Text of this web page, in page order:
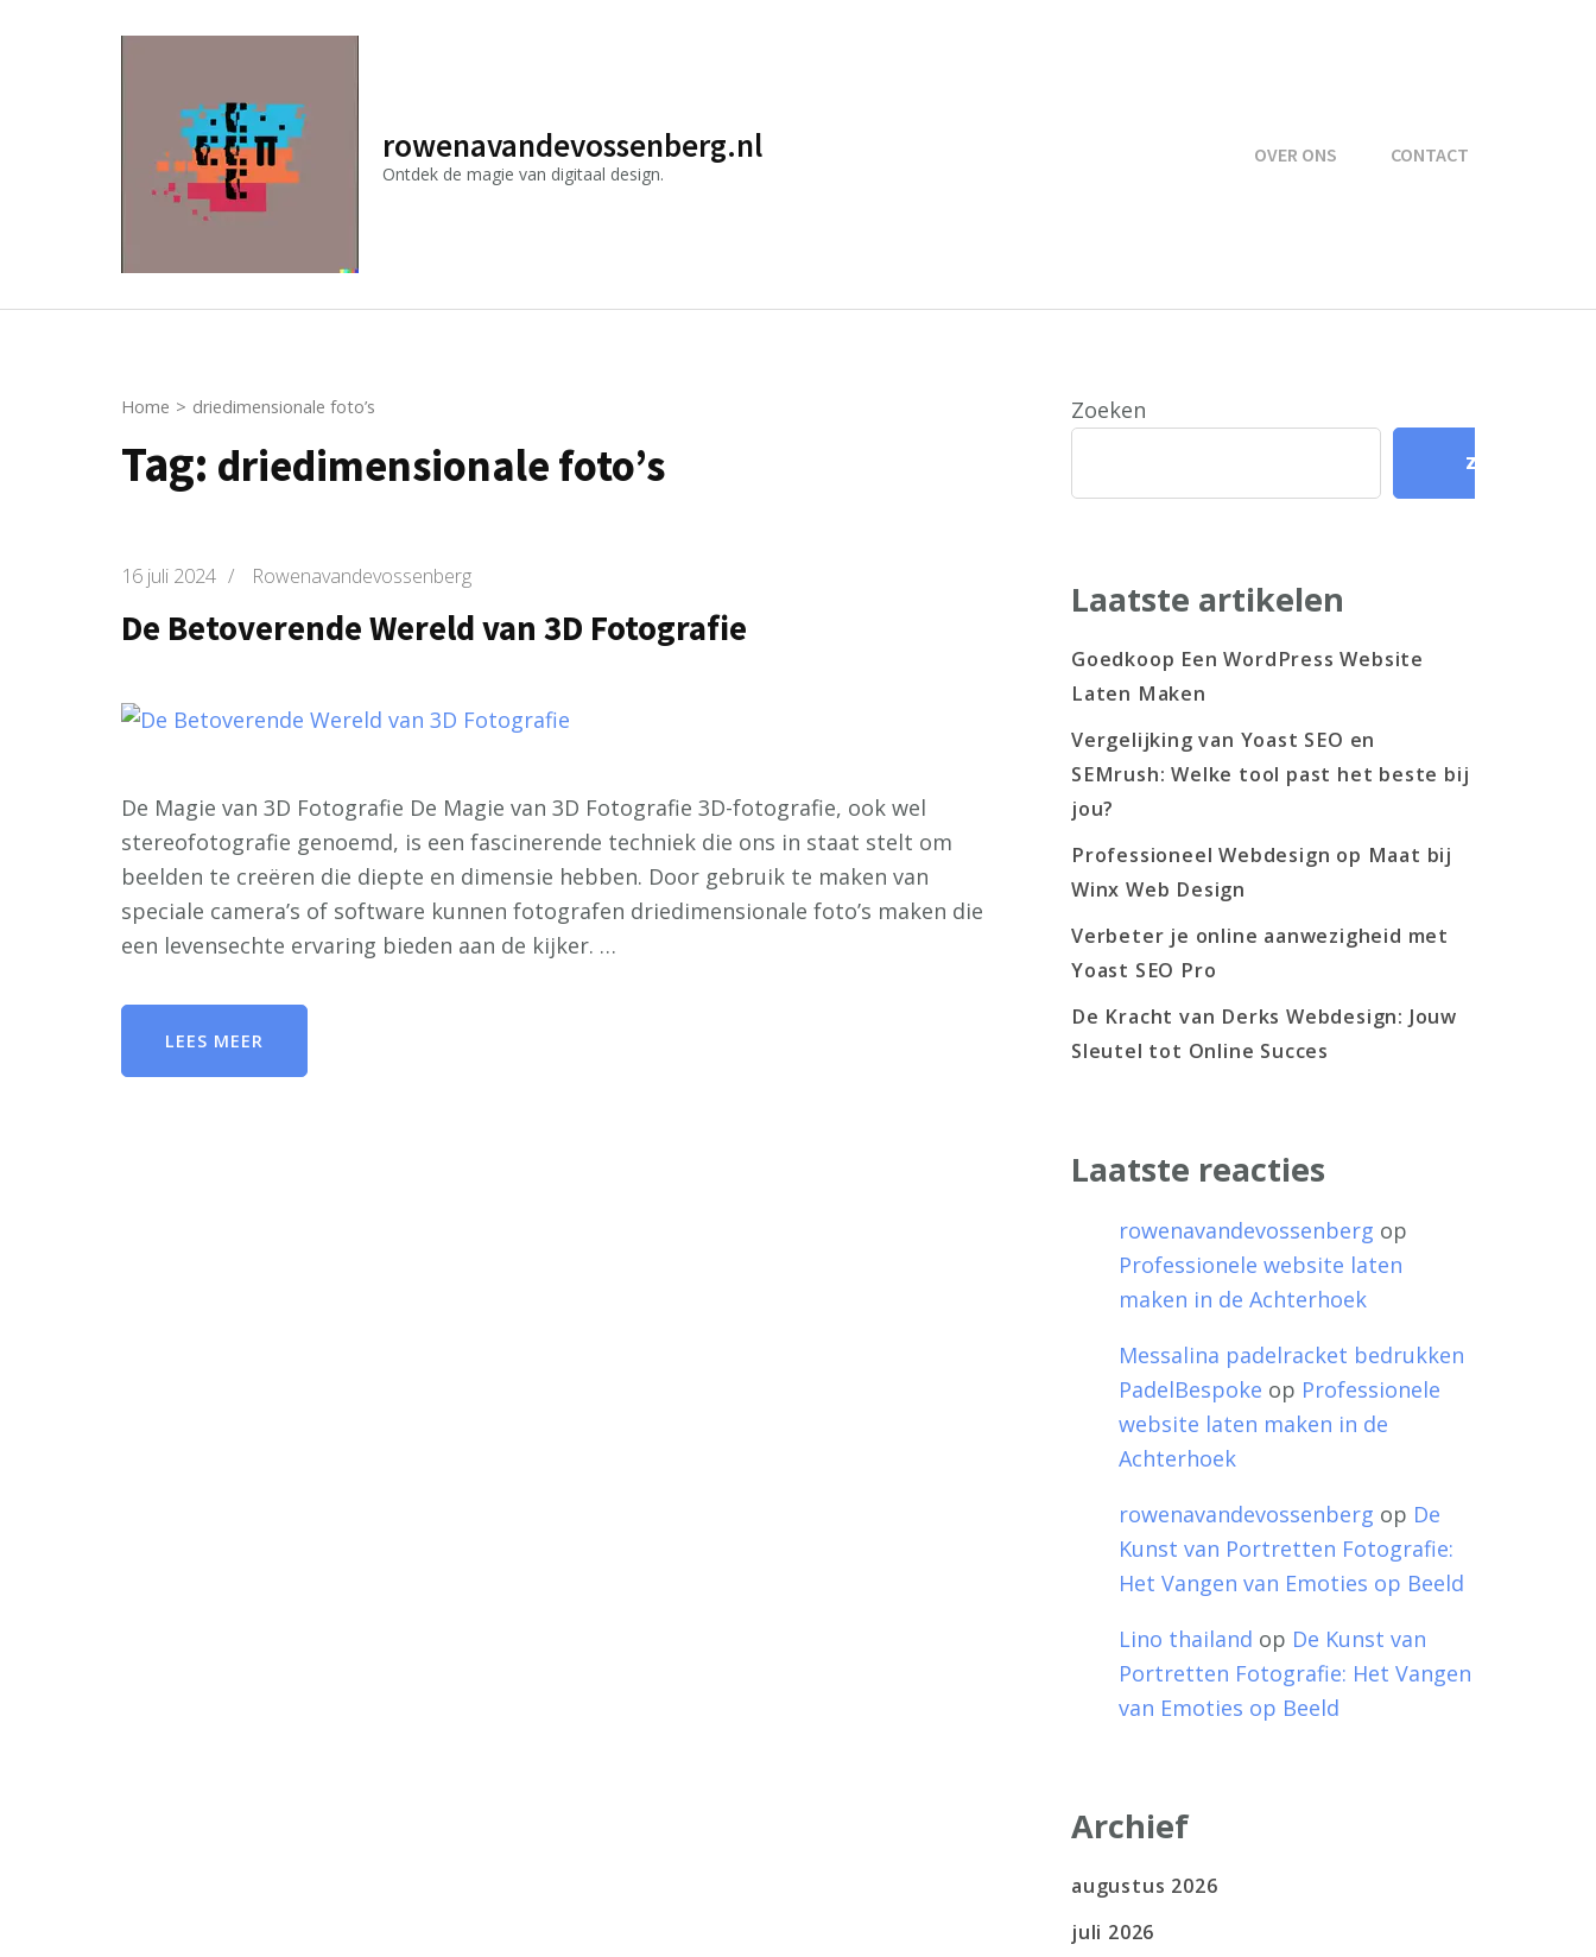
rowenavandevossenberg.nl
Ontdek de magie van digitaal design.
OVER ONS CONTACT
Home > driedimensionale foto’s
Tag: driedimensionale foto’s
16 juli 2024 / Rowenavandevossenberg
De Betoverende Wereld van 3D Fotografie
De Magie van 3D Fotografie De Magie van 3D Fotografie 3D-fotografie, ook wel
stereofotografie genoemd, is een fascinerende techniek die ons in staat stelt om
beelden te creëren die diepte en dimensie hebben. Door gebruik te maken van
speciale camera’s of software kunnen fotografen driedimensionale foto’s maken die
een levensechte ervaring bieden aan de kijker. …
LEES MEER
Zoeken
Zoeken
Laatste artikelen
Goedkoop Een WordPress Website
Laten Maken
Vergelijking van Yoast SEO en
SEMrush: Welke tool past het beste bij
jou?
Professioneel Webdesign op Maat bij
Winx Web Design
Verbeter je online aanwezigheid met
Yoast SEO Pro
De Kracht van Derks Webdesign: Jouw
Sleutel tot Online Succes
Laatste reacties
rowenavandevossenberg op
Professionele website laten
maken in de Achterhoek
Messalina padelracket bedrukken
PadelBespoke op Professionele
website laten maken in de
Achterhoek
rowenavandevossenberg op De
Kunst van Portretten Fotografie:
Het Vangen van Emoties op Beeld
Lino thailand op De Kunst van
Portretten Fotografie: Het Vangen
van Emoties op Beeld
Archief
augustus 2026
juli 2026